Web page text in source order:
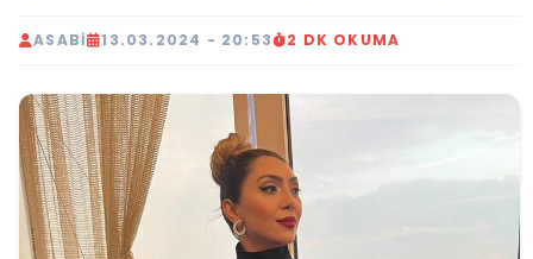
ASABI 13.03.2024 - 20:53 2 DK OKUMA